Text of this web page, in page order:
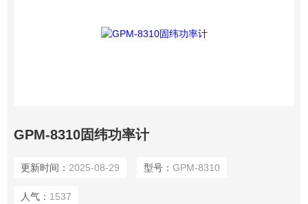
GPM-8310固纬功率计
更新时间： 2025-08-29 型号： GPM-8310
人气： 1537